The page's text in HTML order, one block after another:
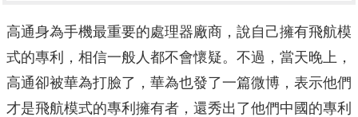
高通身為手機最重要的處理器廠商，說自己擁有飛航模
式的專利，相信一般人都不會懷疑。不過，當天晚上，
高通卻被華為打臉了，華為也發了一篇微博，表示他們
才是飛航模式的專利擁有者，還秀出了他們中國的專利